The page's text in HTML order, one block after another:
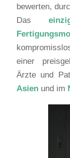
bewerten,
Das
einer
Ärzte und
Asienund im